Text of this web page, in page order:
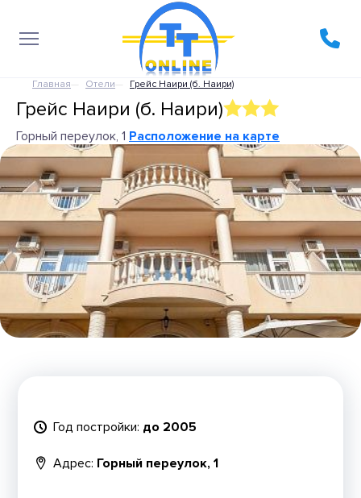
Главная Отели Грейс Наири (б. Наири)
Грейс Наири (б. Наири)
Горный переулок, 1 Расположение на карте
Год постройки: до 2005
Адрес: Горный переулок, 1